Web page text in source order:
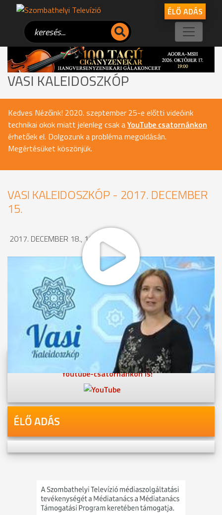
ÉLŐ ADÁS
VASI KALEIDOSZKÓP
Kedves Nézőink! 2020. szeptember 25-e előtti videóink
technikai okok miatt jelenleg csak aYouTube csatornánkon
érhetőek el. Dolgozunk a probléma megoldásán.
Megértésüket köszönjük.
VASI KALEIDOSZKÓP - 2017. DECEMBER
15.
2017. DECEMBER 18., 16:14
MEGOSZTÁS
Videóink megtekinthetőek
Youtube-csatornánkon is!
ÉLŐ ADÁS